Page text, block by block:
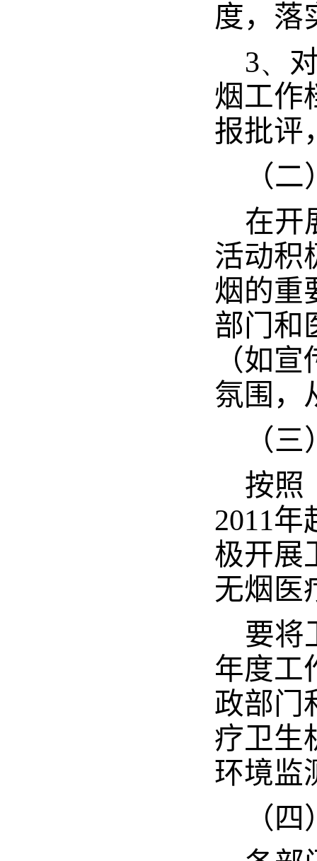
度，落
3、
烟工作
报批评
（
在开
活动积
烟的重
部门和
（如
氛围，
（
按照
2011年
极开展
无烟医
要将
年度工
政部门
疗卫生
环境监
（